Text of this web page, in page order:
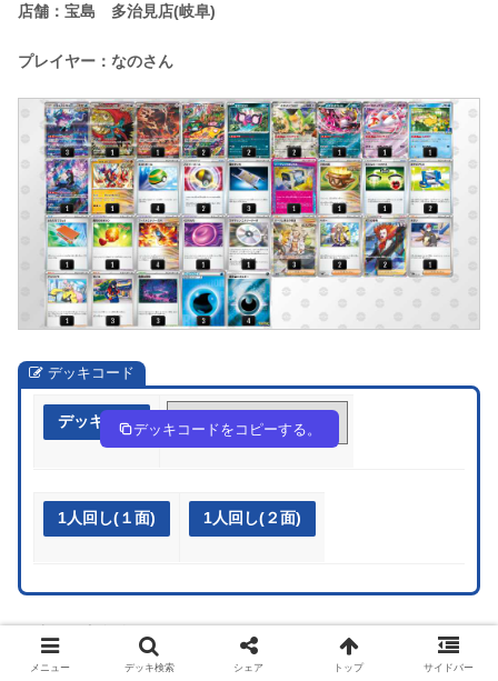
店舗：宝島 多治見店(岐阜)
プレイヤー：なのさん
デッキコード
デッキ作成 gLnggQ-NHyokq-H9n6Nn
デッキコードをコピーする。
1人回し(１面) 1人回し(２面)
メニュー デッキ検索 シェア トップ サイドバー